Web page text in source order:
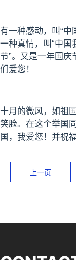
有一种感动，叫“中
一种真情，叫“中国
节”。又是一年国
们爱您！
十月的微风，如祖
笑脸。在这个举国
国，我爱您！并祝
上一页